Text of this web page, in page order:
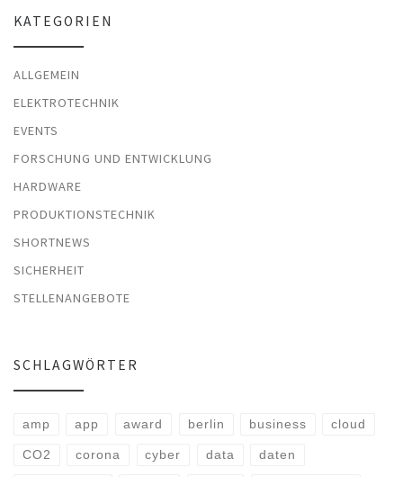
KATEGORIEN
ALLGEMEIN
ELEKTROTECHNIK
EVENTS
FORSCHUNG UND ENTWICKLUNG
HARDWARE
PRODUKTIONSTECHNIK
SHORTNEWS
SICHERHEIT
STELLENANGEBOTE
SCHLAGWÖRTER
amp app award berlin business cloud
CO2 corona cyber data daten